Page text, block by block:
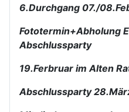
6.Durchgang 07./
Fototermin+Abholung
Abschlussparty
19.Ferbruar im Alten
Abschlussparty